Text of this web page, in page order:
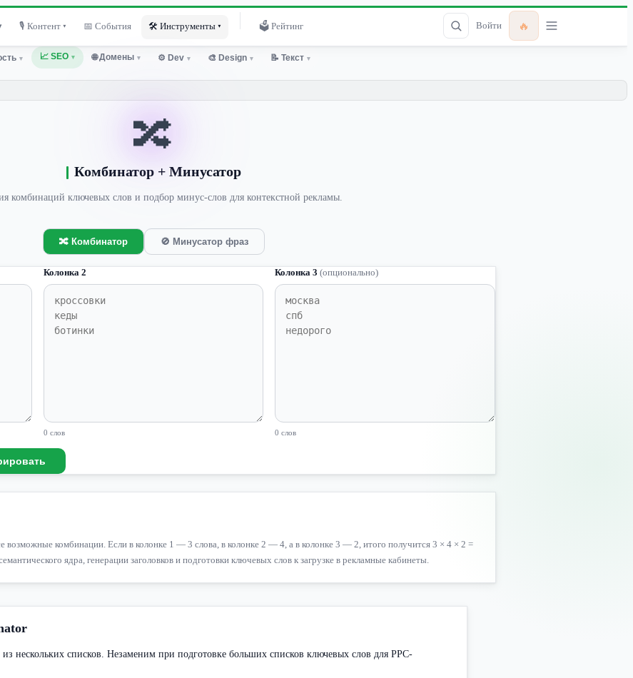
🎙 Контент ▾ 📅 События 🛠 Инструменты ▾ 🗳 Рейтинг Войти 🔥
▾ 📈 SEO ▾ 🌐 Домены ▾ ⚙️ Dev ▾ 🎨 Design ▾ 📝 Текст ▾
🔀
Комбинатор + Минусатор
комбинаций ключевых слов и подбор минус-слов для контекстной рекламы.
🔀 Комбинатор 🚫 Минусатор фраз
Колонка 2
0 слов
Колонка 3(опционально)
0 слов
возможные комбинации. Если в колонке 1 — 3 слова, в колонке 2 — 4, а в колонке 3 — 2, итого получится 3 × 4 × 2 =
ядра, генерации заголовков и подготовки ключевых слов к загрузке в рекламные кабинеты.
нескольких списков. Незаменим при подготовке больших списков ключевых слов для PPC-